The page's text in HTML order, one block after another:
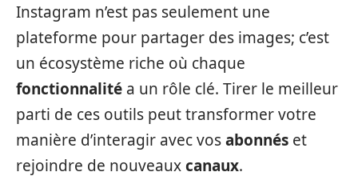
Instagram n’est pas seulement une
plateforme pour partager des images; c’est
un écosystème riche où chaque
fonctionnalité a un rôle clé. Tirer le meilleur
parti de ces outils peut transformer votre
manière d’interagir avec vosabonnés et
rejoindre de nouveauxcanaux.